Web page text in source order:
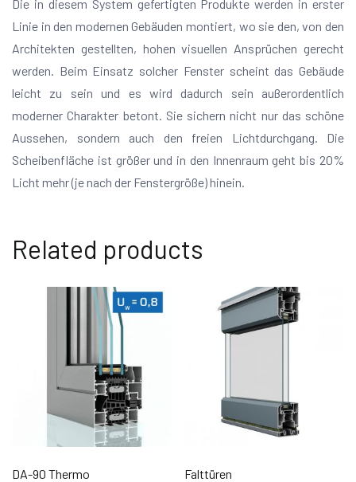
Die in diesem System gefertigten Produkte werden in erster
Linie in den modernen Gebäuden montiert, wo sie den, von den
Architekten gestellten, hohen visuellen Ansprüchen gerecht
werden. Beim Einsatz solcher Fenster scheint das Gebäude
leicht zu sein und es wird dadurch sein außerordentlich
moderner Charakter betont. Sie sichern nicht nur das schöne
Aussehen, sondern auch den freien Lichtdurchgang. Die
Scheibenfläche ist größer und in den Innenraum geht bis 20%
Licht mehr (je nach der Fenstergröße) hinein.
Related products
DA-90 Thermo Falttüren